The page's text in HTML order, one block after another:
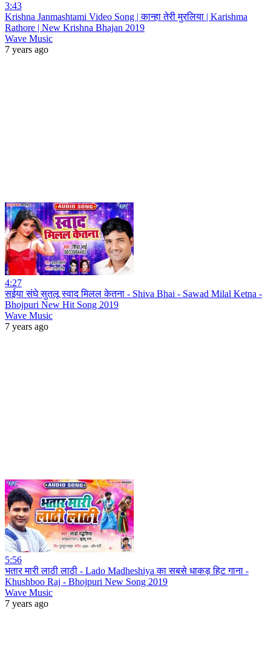
3:43
Krishna Janmashtami Video Song | कान्हा तेरी मुरलिया | Karishma
Rathore | New Krishna Bhajan 2019
Wave Music
7 years ago
4:27
सईया संघे सुतलू स्वाद मिलल केतना - Shiva Bhai - Sawad Milal Ketna -
Bhojpuri New Hit Song 2019
Wave Music
7 years ago
5:56
भतार मारी लाठी लाठी - Lado Madheshiya का सबसे धाकड़ हिट गाना -
Khushboo Raj - Bhojpuri New Song 2019
Wave Music
7 years ago